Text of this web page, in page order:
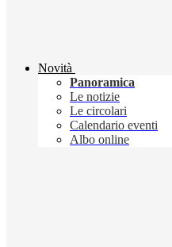
Novità
Panoramica
Le notizie
Le circolari
Calendario eventi
Albo online